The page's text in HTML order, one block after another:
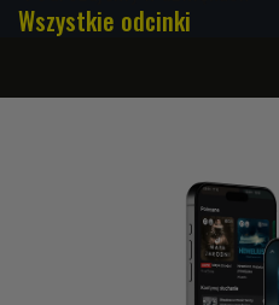
Wszystkie odcinki